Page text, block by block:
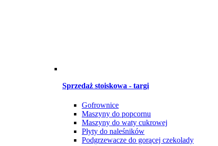
Sprzedaż stoiskowa - targi
Gofrownice
Maszyny do popcornu
Maszyny do waty cukrowej
Płyty do naleśników
Podgrzewacze do gorącej czekolady